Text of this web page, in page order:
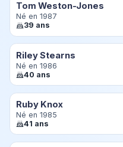
Tom Weston-Jones
Né en 1987
39 ans
Riley Stearns
Né en 1986
40 ans
Ruby Knox
Né en 1985
41 ans